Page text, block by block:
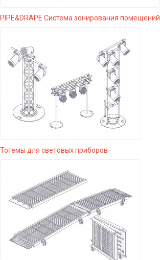
PIPE&DRAPE Система зонирования помещений
Тотемы для световых приборов